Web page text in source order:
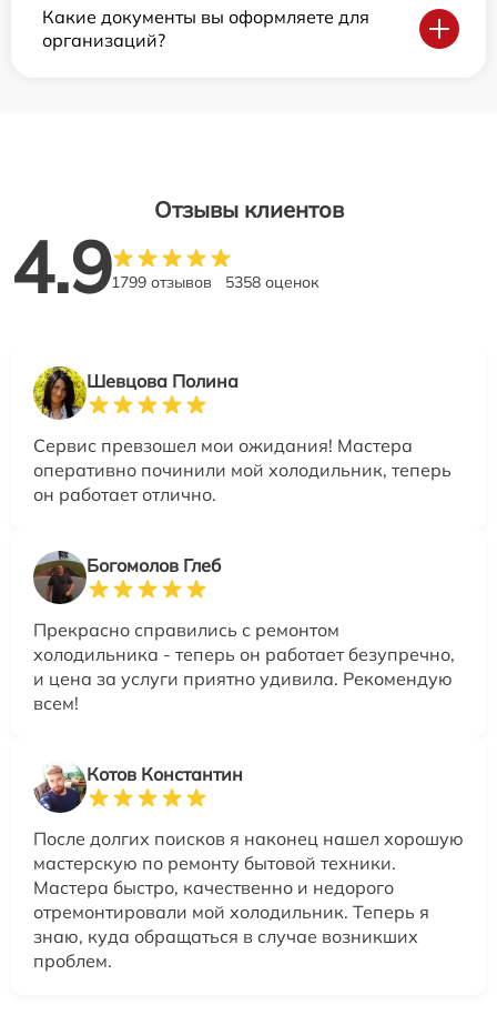
Какие документы вы оформляете для
организаций?
Отзывы клиентов
4.91799 отзывов 5358 оценок
Шевцова Полина
Сервис превзошел мои ожидания! Мастера
оперативно починили мой холодильник, теперь
он работает отлично.
Богомолов Глеб
Прекрасно справились с ремонтом
холодильника - теперь он работает безупречно,
и цена за услуги приятно удивила. Рекомендую
всем!
Котов Константин
После долгих поисков я наконец нашел хорошую
мастерскую по ремонту бытовой техники.
Мастера быстро, качественно и недорого
отремонтировали мой холодильник. Теперь я
знаю, куда обращаться в случае возникших
проблем.